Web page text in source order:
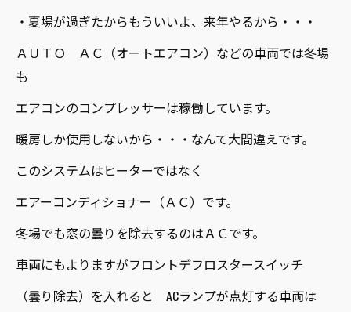
・夏場が過ぎたからもういいよ、来年やるから・・・
ＡＵＴＯ ＡＣ（オートエアコン）などの車両では冬場
も
エアコンのコンプレッサーは稼働しています。
暖房しか使用しないから・・・なんて大間違えです。
このシステムはヒーターではなく
エアーコンディショナー（ＡＣ）です。
冬場でも窓の曇りを除去するのはＡＣです。
車両にもよりますがフロントデフロスタースイッチ
（曇り除去）を入れると ACランプが点灯する車両は